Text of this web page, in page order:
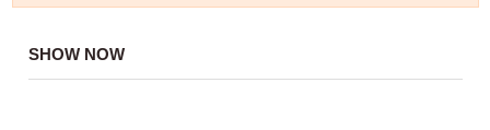
SHOW NOW